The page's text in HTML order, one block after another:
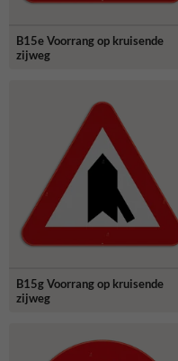
B15e Voorrang op kruisende
zijweg
B15g Voorrang op kruisende
zijweg